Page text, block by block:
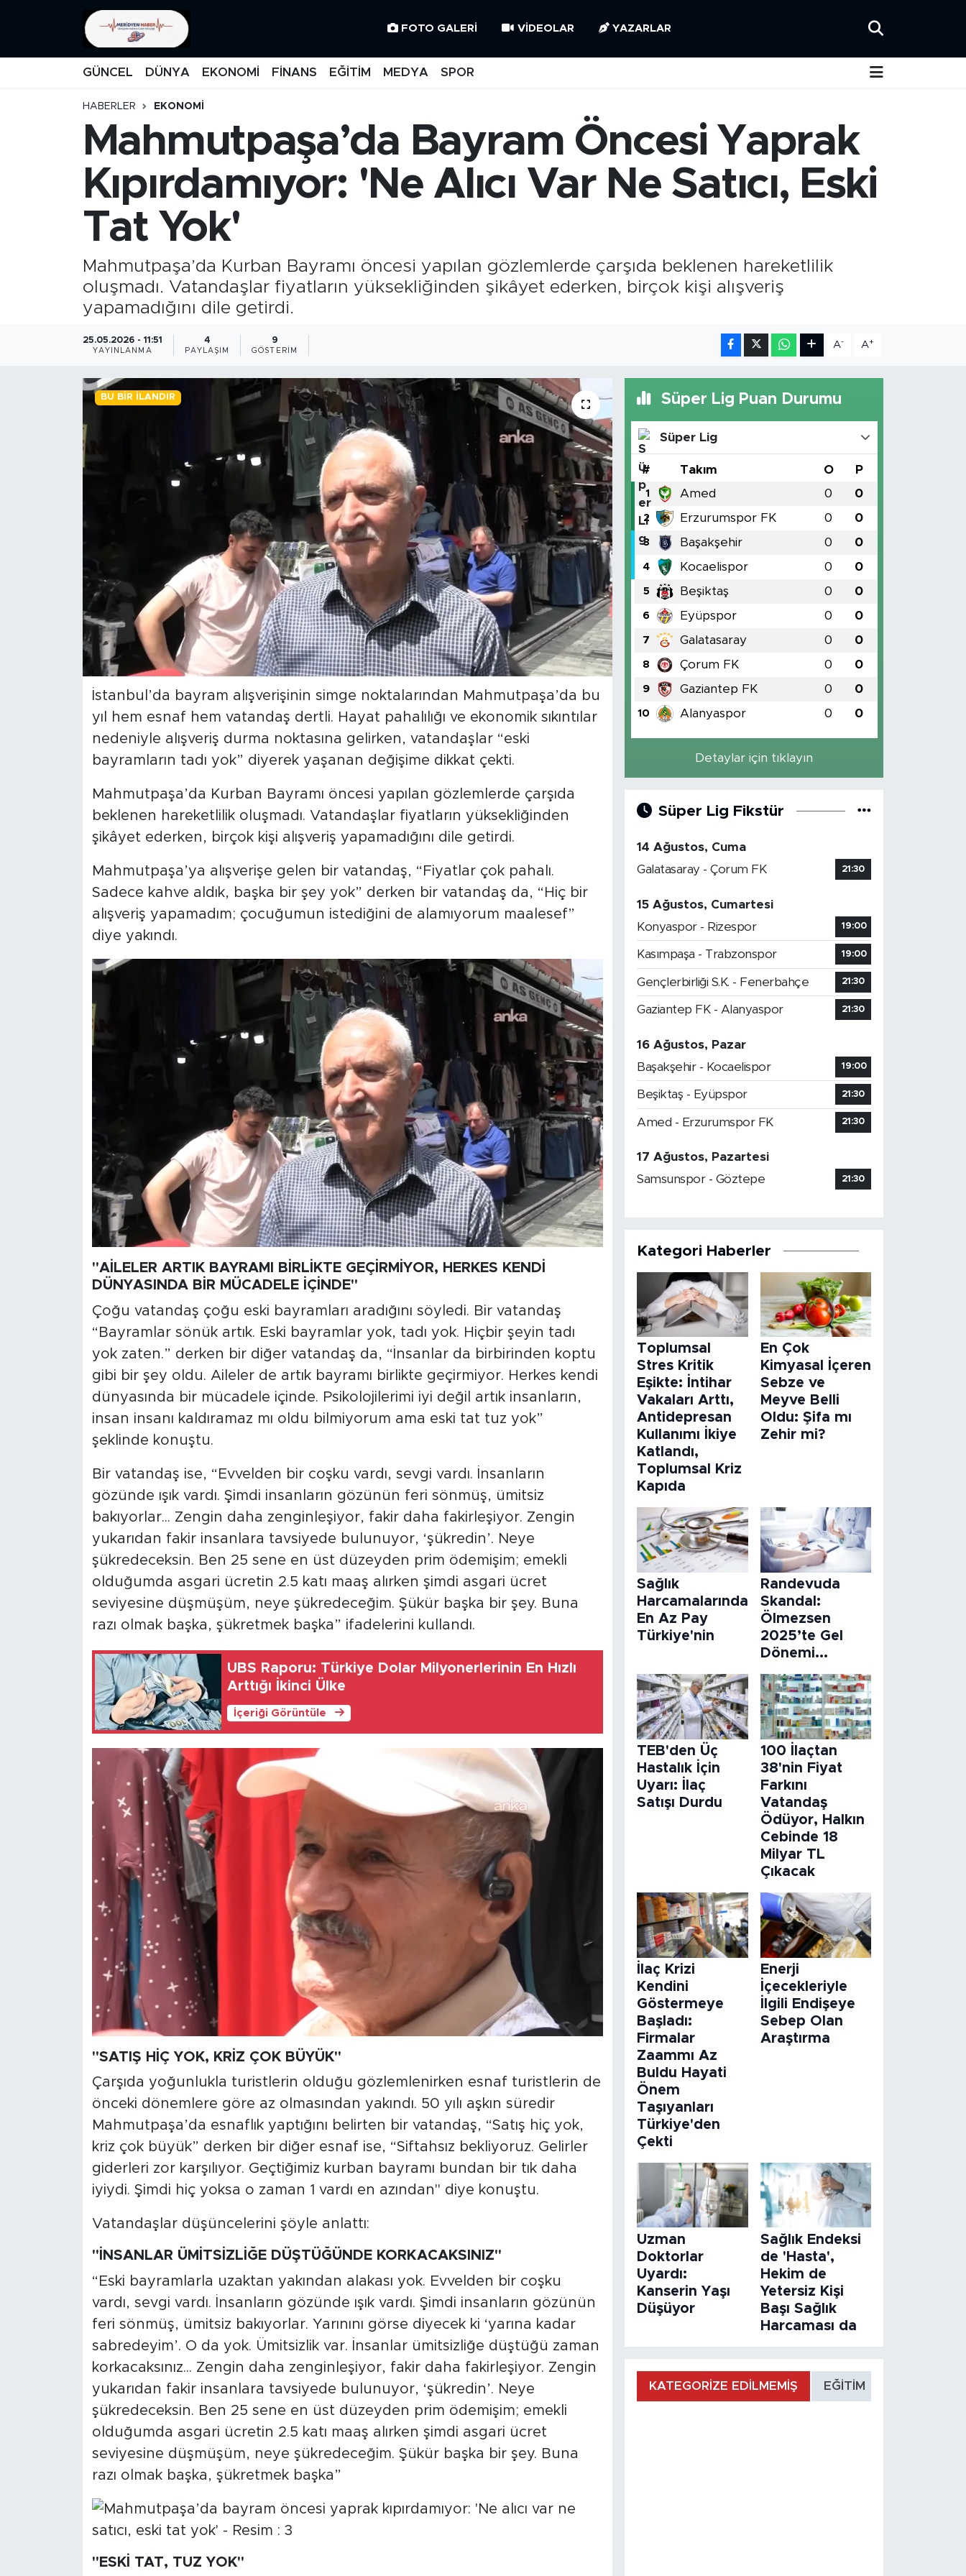
FOTO GALERI VIDEOLAR YAZARLAR
GÜNCEL DÜNYA EKONOMİ FİNANS EĞİTİM MEDYA SPOR
HABERLER EKONOMİ
Mahmutpaşa’da Bayram Öncesi Yaprak
Kıpırdamıyor: 'Ne Alıcı Var Ne Satıcı, Eski
Tat Yok'
Mahmutpaşa’da Kurban Bayramı öncesi yapılan gözlemlerde çarşıda beklenen hareketlilik
oluşmadı. Vatandaşlar fiyatların yüksekliğinden şikâyet ederken, birçok kişi alışveriş
yapamadığını dile getirdi.
25.05.2026 - 11:51
YAYINLANMA
4
PAYLAŞIM
9
GÖSTERIM
A- A+
BU BIR İLANDIR
İstanbul’da bayram alışverişinin simge noktalarından Mahmutpaşa’da bu
yıl hem esnaf hem vatandaş dertli. Hayat pahalılığı ve ekonomik sıkıntılar
nedeniyle alışveriş durma noktasına gelirken, vatandaşlar “eski
bayramların tadı yok” diyerek yaşanan değişime dikkat çekti.
Mahmutpaşa’da Kurban Bayramı öncesi yapılan gözlemlerde çarşıda
beklenen hareketlilik oluşmadı. Vatandaşlar fiyatların yüksekliğinden
şikâyet ederken, birçok kişi alışveriş yapamadığını dile getirdi.
Mahmutpaşa’ya alışverişe gelen bir vatandaş, “Fiyatlar çok pahalı.
Sadece kahve aldık, başka bir şey yok” derken bir vatandaş da, “Hiç bir
alışveriş yapamadım; çocuğumun istediğini de alamıyorum maalesef”
diye yakındı.
"AİLELER ARTIK BAYRAMI BİRLİKTE GEÇİRMİYOR, HERKES KENDİ
DÜNYASINDA BİR MÜCADELE İÇİNDE"
Çoğu vatandaş çoğu eski bayramları aradığını söyledi. Bir vatandaş
“Bayramlar sönük artık. Eski bayramlar yok, tadı yok. Hiçbir şeyin tadı
yok zaten.” derken bir diğer vatandaş da, “İnsanlar da birbirinden koptu
gibi bir şey oldu. Aileler de artık bayramı birlikte geçirmiyor. Herkes kendi
dünyasında bir mücadele içinde. Psikolojilerimi iyi değil artık insanların,
insan insanı kaldıramaz mı oldu bilmiyorum ama eski tat tuz yok”
şeklinde konuştu.
Bir vatandaş ise, “Evvelden bir coşku vardı, sevgi vardı. İnsanların
gözünde ışık vardı. Şimdi insanların gözünün feri sönmüş, ümitsiz
bakıyorlar... Zengin daha zenginleşiyor, fakir daha fakirleşiyor. Zengin
yukarıdan fakir insanlara tavsiyede bulunuyor, ‘şükredin’. Neye
şükredeceksin. Ben 25 sene en üst düzeyden prim ödemişim; emekli
olduğumda asgari ücretin 2.5 katı maaş alırken şimdi asgari ücret
seviyesine düşmüşüm, neye şükredeceğim. Şükür başka bir şey. Buna
razı olmak başka, şükretmek başka” ifadelerini kullandı.
UBS Raporu: Türkiye Dolar Milyonerlerinin En Hızlı
Arttığı İkinci Ülke
İçeriği Görüntüle
"SATIŞ HİÇ YOK, KRİZ ÇOK BÜYÜK"
Çarşıda yoğunlukla turistlerin olduğu gözlemlenirken esnaf turistlerin de
önceki dönemlere göre az olmasından yakındı. 50 yılı aşkın süredir
Mahmutpaşa’da esnaflık yaptığını belirten bir vatandaş, “Satış hiç yok,
kriz çok büyük” derken bir diğer esnaf ise, “Siftahsız bekliyoruz. Gelirler
giderleri zor karşılıyor. Geçtiğimiz kurban bayramı bundan bir tık daha
iyiydi. Şimdi hiç yoksa o zaman 1 vardı en azından" diye konuştu.
Vatandaşlar düşüncelerini şöyle anlattı:
"İNSANLAR ÜMİTSİZLİĞE DÜŞTÜĞÜNDE KORKACAKSINIZ"
“Eski bayramlarla uzaktan yakından alakası yok. Evvelden bir coşku
vardı, sevgi vardı. İnsanların gözünde ışık vardı. Şimdi insanların gözünün
feri sönmüş, ümitsiz bakıyorlar. Yarınını görse diyecek ki ‘yarına kadar
sabredeyim’. O da yok. Ümitsizlik var. İnsanlar ümitsizliğe düştüğü zaman
korkacaksınız... Zengin daha zenginleşiyor, fakir daha fakirleşiyor. Zengin
yukarıdan fakir insanlara tavsiyede bulunuyor, ‘şükredin’. Neye
şükredeceksin. Ben 25 sene en üst düzeyden prim ödemişim; emekli
olduğumda asgari ücretin 2.5 katı maaş alırken şimdi asgari ücret
seviyesine düşmüşüm, neye şükredeceğim. Şükür başka bir şey. Buna
razı olmak başka, şükretmek başka”
"ESKİ TAT, TUZ YOK"
Süper Lig Puan Durumu
Süper Lig
# Takım O P
1 Amed 0 0
2 Erzurumspor FK 0 0
3 Başakşehir 0 0
4 Kocaelispor 0 0
5 Beşiktaş 0 0
6 Eyüpspor 0 0
7 Galatasaray 0 0
8 Çorum FK 0 0
9 Gaziantep FK 0 0
10 Alanyaspor 0 0
Detaylar için tıklayın
Süper Lig Fikstür
14 Ağustos, Cuma
Galatasaray - Çorum FK
21:30
15 Ağustos, Cumartesi
Konyaspor - Rizespor
19:00
Kasımpaşa - Trabzonspor 19:00
Gençlerbirliği S.K. - Fenerbahçe 21:30
Gaziantep FK - Alanyaspor 21:30
16 Ağustos, Pazar
Başakşehir - Kocaelispor
19:00
Beşiktaş - Eyüpspor 21:30
Amed - Erzurumspor FK 21:30
17 Ağustos, Pazartesi
Samsunspor - Göztepe
21:30
Kategori Haberler
Toplumsal
Stres Kritik
Eşikte: İntihar
Vakaları Arttı,
Antidepresan
Kullanımı İkiye
Katlandı,
Toplumsal Kriz
Kapıda
En Çok
Kimyasal İçeren
Sebze ve
Meyve Belli
Oldu: Şifa mı
Zehir mi?
Sağlık
Harcamalarında
En Az Pay
Türkiye'nin
Randevuda
Skandal:
Ölmezsen
2025’te Gel
Dönemi...
TEB'den Üç
Hastalık İçin
Uyarı: İlaç
Satışı Durdu
100 İlaçtan
38'nin Fiyat
Farkını
Vatandaş
Ödüyor, Halkın
Cebinde 18
Milyar TL
Çıkacak
İlaç Krizi
Kendini
Göstermeye
Başladı:
Firmalar
Zaammı Az
Buldu Hayati
Önem
Taşıyanları
Türkiye'den
Çekti
Enerji
İçecekleriyle
İlgili Endişeye
Sebep Olan
Araştırma
Uzman
Doktorlar
Uyardı:
Kanserin Yaşı
Düşüyor
Sağlık Endeksi
de 'Hasta',
Hekim de
Yetersiz Kişi
Başı Sağlık
Harcaması da
KATEGORİZE EDİLMEMİŞ EĞİTİM
MANŞET
FİNANS
GÜNCEL
KARİKATÜR
BİLİM-TEKNOLOJİ
RÖPÖRTAJ
NOSTALJİ
YAZARLAR
POLİTİKA
EKONOMİ
KÜLTÜR SANAT
TARİHTEN GÜNÜMÜZE
SİYASET
MEDYA KÖŞESİ
FOTO GALERİ
VİDEOLAR
ALINTI YAZARLAR
SOSYAL MEDYA
İstanbul Namaz Vakitleri
Süper Lig Puan Durumu ve Fikstür
Tüm Manşetler
Son Dakika Haberleri
Haber Arşivi